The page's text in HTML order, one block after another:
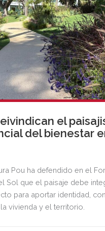
el
del bienestar
Pou ha defendido en el
Sol que el paisaje debe
para aportar identidad,
vivienda y el territorio.